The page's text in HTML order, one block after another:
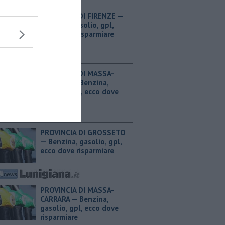
PROVINCIA DI FIRENZE — ​
Benzina, gasolio, gpl,
ecco dove risparmiare
PROVINCIA DI MASSA-
CARRARA — ​Benzina,
gasolio, gpl, ecco dove
PROVINCIA DI GROSSETO
— ​Benzina, gasolio, gpl,
ecco dove risparmiare
PROVINCIA DI MASSA-
CARRARA — ​Benzina,
gasolio, gpl, ecco dove
risparmiare